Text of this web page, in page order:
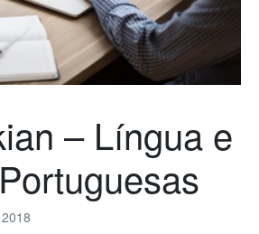
– Língua e